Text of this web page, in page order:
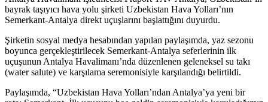
bayrak taşıyıcı hava yolu şirketi Uzbekistan Hava Yolları’nın
Semerkant-Antalya direkt uçuşlarını başlattığını duyurdu.
Şirketin sosyal medya hesabından yapılan paylaşımda, yaz sezonu
boyunca gerçekleştirilecek Semerkant-Antalya seferlerinin ilk
uçuşunun Antalya Havalimanı’nda düzenlenen geleneksel su takı
(water salute) ve karşılama seremonisiyle karşılandığı belirtildi.
Paylaşımda, “Uzbekistan Hava Yolları’ndan Antalya’ya yeni bir